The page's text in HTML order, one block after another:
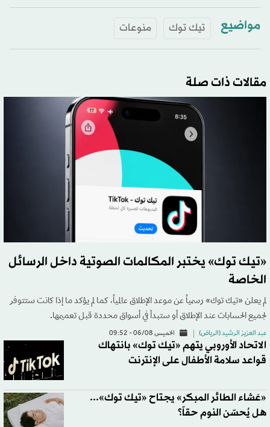
مواضيع تيك توك منوعات
مقالات ذات صلة
«تيك توك» يختبر المكالمات الصوتية داخل الرسائل
الخاصة
لم يعلن «تيك توك» رسمياً عن موعد الإطلاق عالمياً، كما لم يؤكد ما إذا كانت ستتوفر
لجميع الحسابات عند الإطلاق أو ستبدأ في أسواق محددة قبل تعميمها.
عبد العزيز الرشيد (الرياض) الخميس 06/08 - 09:52
الاتحاد الأوروبي يتهم «تيك توك» بانتهاك
قواعد سلامة الأطفال على الإنترنت
«عَشاء الطائر المبكر» يجتاح «تيك توك»...
هل يُحسّن النوم حقاً؟